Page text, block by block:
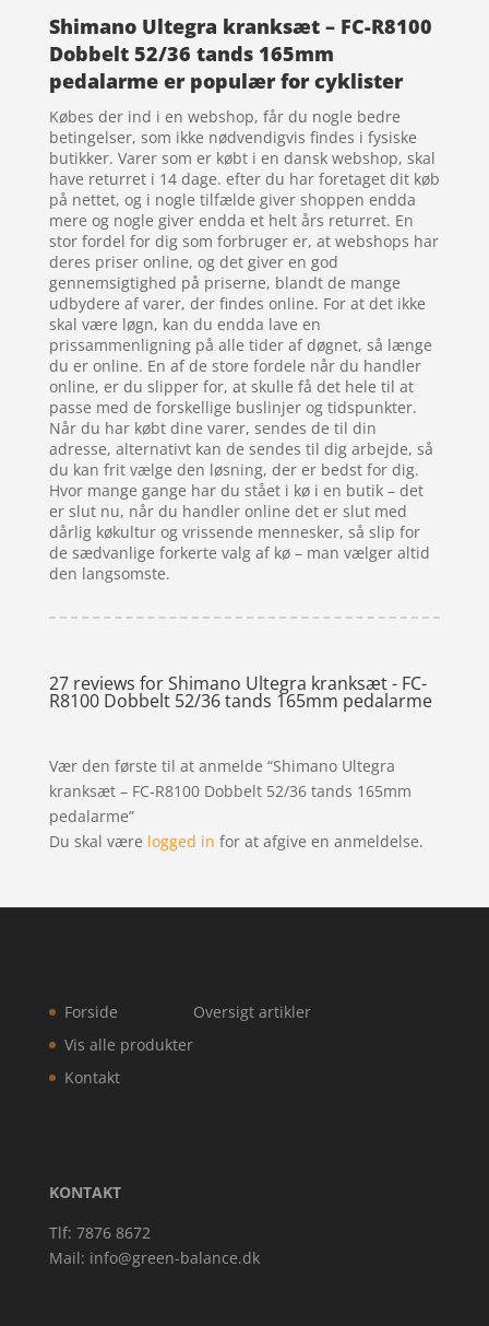
Shimano Ultegra kranksæt – FC-R8100
Dobbelt 52/36 tands 165mm
pedalarme er populær for cyklister
Købes der ind i en webshop, får du nogle bedre
betingelser, som ikke nødvendigvis findes i fysiske
butikker. Varer som er købt i en dansk webshop, skal
have returret i 14 dage. efter du har foretaget dit køb
på nettet, og i nogle tilfælde giver shoppen endda
mere og nogle giver endda et helt års returret. En
stor fordel for dig som forbruger er, at webshops har
deres priser online, og det giver en god
gennemsigtighed på priserne, blandt de mange
udbydere af varer, der findes online. For at det ikke
skal være løgn, kan du endda lave en
prissammenligning på alle tider af døgnet, så længe
du er online. En af de store fordele når du handler
online, er du slipper for, at skulle få det hele til at
passe med de forskellige buslinjer og tidspunkter.
Når du har købt dine varer, sendes de til din
adresse, alternativt kan de sendes til dig arbejde, så
du kan frit vælge den løsning, der er bedst for dig.
Hvor mange gange har du stået i kø i en butik – det
er slut nu, når du handler online det er slut med
dårlig køkultur og vrissende mennesker, så slip for
de sædvanlige forkerte valg af kø – man vælger altid
den langsomste.
27 reviews forShimano Ultegra kranksæt - FC-
R8100 Dobbelt 52/36 tands 165mm pedalarme
Vær den første til at anmelde “Shimano Ultegra
kranksæt – FC-R8100 Dobbelt 52/36 tands 165mm
pedalarme”
Du skal være logged in for at afgive en anmeldelse.
Forside
Vis alle produkter
Kontakt
Oversigt artikler
KONTAKT
Tlf: 7876 8672
Mail: info@green-balance.dk